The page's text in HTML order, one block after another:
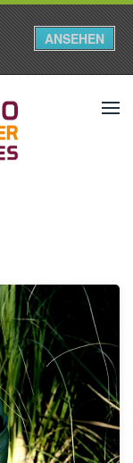
ANSEHEN